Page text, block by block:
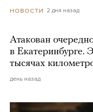
НОВОСТИ 2 дня назад
Атакован
в Екатеринбурге.
тысячах
день назад